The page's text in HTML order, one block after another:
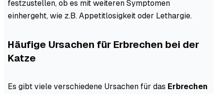
festzustellen, ob es mit weiteren Symptomen
einhergeht, wie z.B. Appetitlosigkeit oder Lethargie.
Häufige Ursachen für Erbrechen bei der
Katze
Es gibt viele verschiedene Ursachen für das Erbrechen